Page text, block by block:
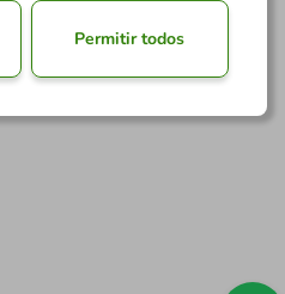
Permitir todos